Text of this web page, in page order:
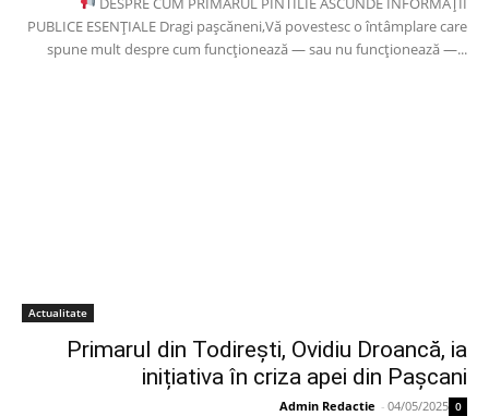
PUBLICE ESENȚIALE Dragi pașcăneni,Vă povestesc o întâmplare care
spune mult despre cum funcționează — sau nu funcționează —...
Actualitate
Primarul din Todirești, Ovidiu Droancă, ia
inițiativa în criza apei din Pașcani
Admin Redactie - 04/05/2025 0